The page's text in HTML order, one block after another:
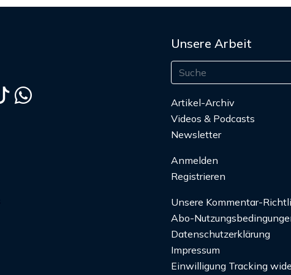
Unsere Arbeit
Artikel-Archiv
Videos & Podcasts
Newsletter
Anmelden
Registrieren
Unsere Kommentar-
Abo-
Datenschutzerklärung
Impressum
Einwilligung Tracking